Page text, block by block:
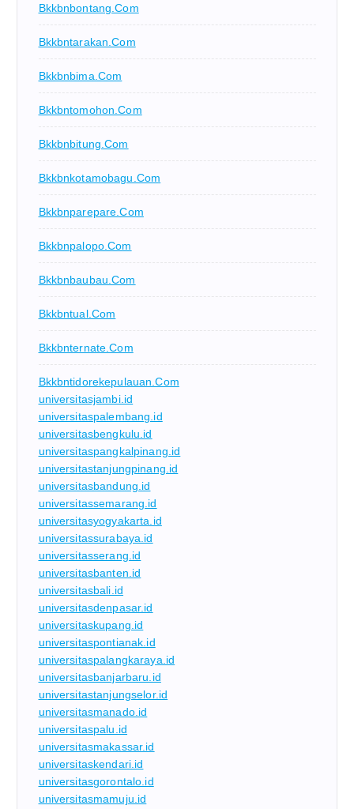
Bkkbnbontang.com
Bkkbntarakan.com
Bkkbnbima.com
Bkkbntomohon.com
Bkkbnbitung.com
Bkkbnkotamobagu.com
Bkkbnparepare.com
Bkkbnpalopo.com
Bkkbnbaubau.com
Bkkbntual.com
Bkkbnternate.com
Bkkbntidorekepulauan.com
universitasjambi.id
universitaspalembang.id
universitasbengkulu.id
universitaspangkalpinang.id
universitastanjungpinang.id
universitasbandung.id
universitassemarang.id
universitasyogyakarta.id
universitassurabaya.id
universitasserang.id
universitasbanten.id
universitasbali.id
universitasdenpasar.id
universitaskupang.id
universitaspontianak.id
universitaspalangkaraya.id
universitasbanjarbaru.id
universitastanjungselor.id
universitasmanado.id
universitaspalu.id
universitasmakassar.id
universitaskendari.id
universitasgorontalo.id
universitasmamuju.id